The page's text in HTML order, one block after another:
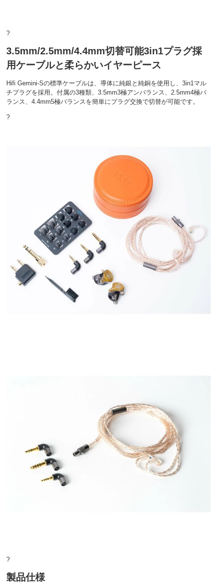
?
3.5mm/2.5mm/4.4mm切替可能3in1プラグ採
用ケーブルと柔らかいイヤーピース
Hifi Gemini-Sの標準ケーブルは、導体に純銀と純銅を使用し、3in1マル
チプラグを採用。付属の3種類、3.5mm3極アンバランス、2.5mm4極バ
ランス、4.4mm5極バランスを簡単にプラグ交換で切替が可能です。
?
?
製品仕様